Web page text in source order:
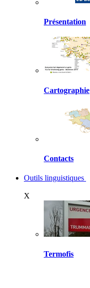
Présentation
Cartographie
Contacts
Outils linguistiques
X
Termofis